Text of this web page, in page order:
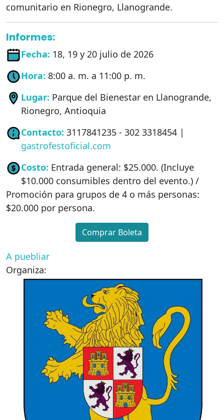
comunitario en Rionegro, Llanogrande.
Informes:
Fecha: 18, 19 y 20 julio de 2026
Hora: 8:00 a. m. a 11:00 p. m.
Lugar: Parque del Bienestar en Llanogrande,
Rionegro, Antioquia
Contacto: 3117841235 - 302 3318454 |
gastrofestoficial.com
Costo: Entrada general: $25.000. (Incluye
$10.000 consumibles dentro del evento.) /
Promoción para grupos de 4 o más personas:
$20.000 por persona.
Comprar Boleta
A puebliar
Organiza: